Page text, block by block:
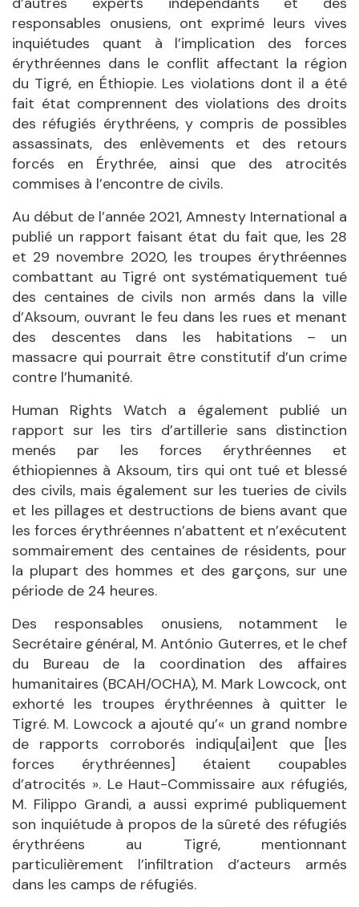
responsables onusiens, ont exprimé leurs vives
inquiétudes quant à l’implication des forces
érythréennes dans le conflit affectant la région
du Tigré, en Éthiopie. Les violations dont il a été
fait état comprennent des violations des droits
des réfugiés érythréens, y compris de possibles
assassinats, des enlèvements et des retours
forcés en Érythrée, ainsi que des atrocités
commises à l’encontre de civils.
Au début de l’année 2021, Amnesty International a
publié un rapport faisant état du fait que, les 28
et 29 novembre 2020, les troupes érythréennes
combattant au Tigré ont systématiquement tué
des centaines de civils non armés dans la ville
d’Aksoum, ouvrant le feu dans les rues et menant
des descentes dans les habitations – un
massacre qui pourrait être constitutif d’un crime
contre l’humanité.
Human Rights Watch a également publié un
rapport sur les tirs d’artillerie sans distinction
menés par les forces érythréennes et
éthiopiennes à Aksoum, tirs qui ont tué et blessé
des civils, mais également sur les tueries de civils
et les pillages et destructions de biens avant que
les forces érythréennes n’abattent et n’exécutent
sommairement des centaines de résidents, pour
la plupart des hommes et des garçons, sur une
période de 24 heures.
Des responsables onusiens, notamment le
Secrétaire général, M. António Guterres, et le chef
du Bureau de la coordination des affaires
humanitaires (BCAH/OCHA), M. Mark Lowcock, ont
exhorté les troupes érythréennes à quitter le
Tigré. M. Lowcock a ajouté qu’« un grand nombre
de rapports corroborés indiqu[ai]ent que [les
forces érythréennes] étaient coupables
d’atrocités ». Le Haut-Commissaire aux réfugiés,
M. Filippo Grandi, a aussi exprimé publiquement
son inquiétude à propos de la sûreté des réfugiés
érythréens au Tigré, mentionnant
particulièrement l’infiltration d’acteurs armés
dans les camps de réfugiés.